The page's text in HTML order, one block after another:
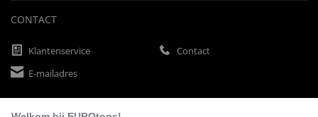
CONTACT
Klantenservice
Contact
E-mailadres